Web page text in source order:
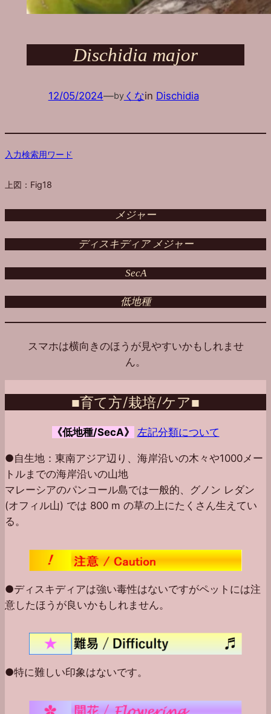
Dischidia major
12/05/2024—byくなin Dischidia
入力検索用ワード
上図：Fig18
メジャー
ディスキディア メジャー
SecA
低地種
スマホは横向きのほうが見やすいかもしれませ
ん。
■育て方/栽培/ケア■
《低地種/SecA》 左記分類について
●自生地：東南アジア辺り、海岸沿いの木々や1000メー
トルまでの海岸沿いの山地
マレーシアのパンコール島では一般的、グノン レダン
(オフィル山) では 800 m の草の上にたくさん生えてい
る。
●ディスキディアは強い毒性はないですがペットには注
意したほうが良いかもしれません。
●特に難しい印象はないです。